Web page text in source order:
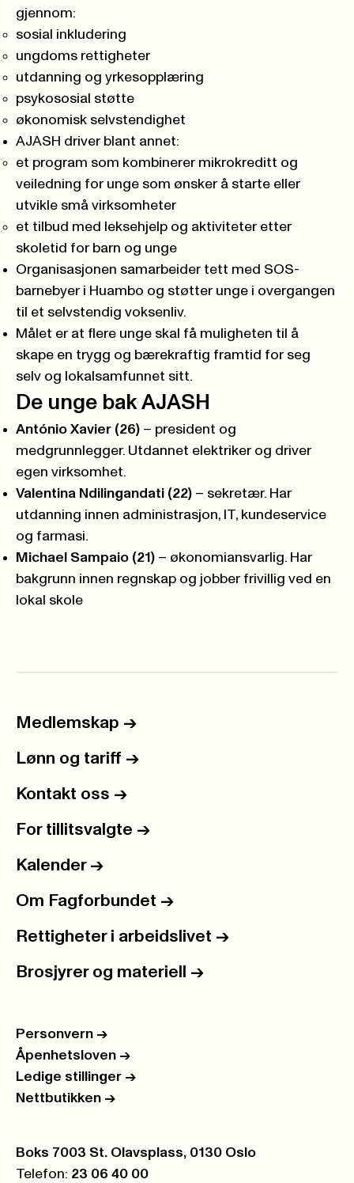
gjennom:
sosial inkludering
ungdoms rettigheter
utdanning og yrkesopplæring
psykososial støtte
økonomisk selvstendighet
AJASH driver blant annet:
et program som kombinerer mikrokreditt og
veiledning for unge som ønsker å starte eller
utvikle små virksomheter
et tilbud med leksehjelp og aktiviteter etter
skoletid for barn og unge
Organisasjonen samarbeider tett med SOS-
barnebyer i Huambo og støtter unge i overgangen
til et selvstendig voksenliv.
Målet er at flere unge skal få muligheten til å
skape en trygg og bærekraftig framtid for seg
selv og lokalsamfunnet sitt.
De unge bak AJASH
António Xavier (26) – president og
medgrunnlegger. Utdannet elektriker og driver
egen virksomhet.
Valentina Ndilingandati (22) – sekretær. Har
utdanning innen administrasjon, IT, kundeservice
og farmasi.
Michael Sampaio (21) – økonomiansvarlig. Har
bakgrunn innen regnskap og jobber frivillig ved en
lokal skole
Medlemskap ->
Lønn og tariff ->
Kontakt oss ->
For tillitsvalgte ->
Kalender ->
Om Fagforbundet ->
Rettigheter i arbeidslivet ->
Brosjyrer og materiell ->
Personvern ->
Åpenhetsloven ->
Ledige stillinger ->
Nettbutikken ->
Postboks:
Boks 7003 St. Olavsplass, 0130 Oslo
Telefon: 23 06 40 00